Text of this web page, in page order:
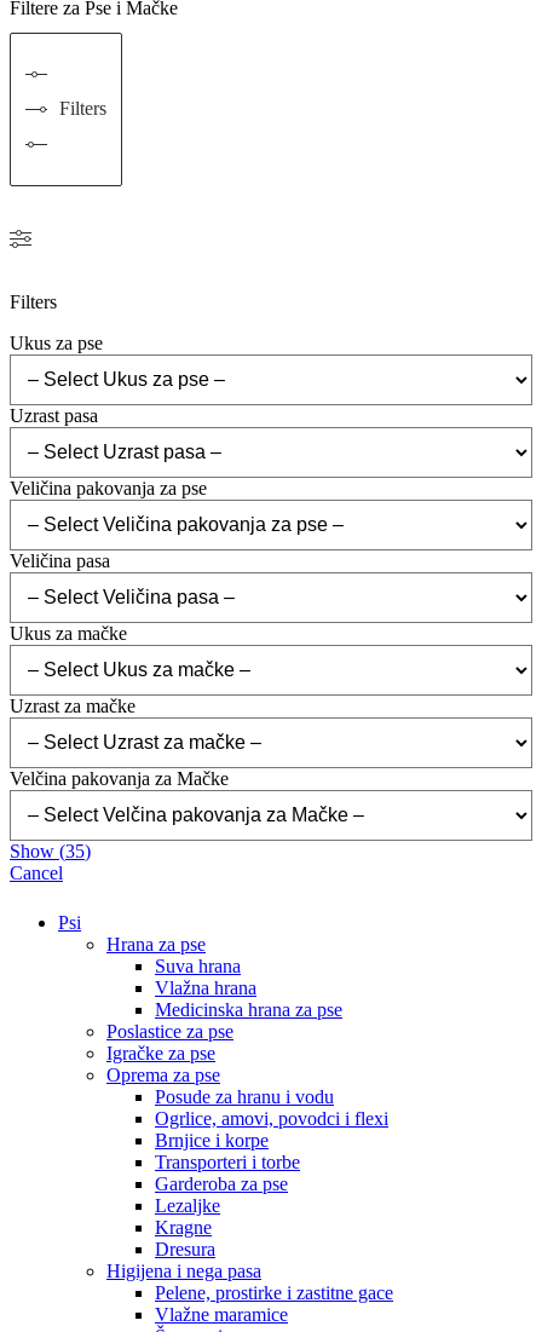
Filtere za Pse i Mačke
Filters
Filters
Ukus za pse
Uzrast pasa
Veličina pakovanja za pse
Veličina pasa
Ukus za mačke
Uzrast za mačke
Velčina pakovanja za Mačke
Show (35)
Cancel
Psi
Hrana za pse
Suva hrana
Vlažna hrana
Medicinska hrana za pse
Poslastice za pse
Igračke za pse
Oprema za pse
Posude za hranu i vodu
Ogrlice, amovi, povodci i flexi
Brnjice i korpe
Transporteri i torbe
Garderoba za pse
Lezaljke
Kragne
Dresura
Higijena i nega pasa
Pelene, prostirke i zastitne gace
Vlažne maramice